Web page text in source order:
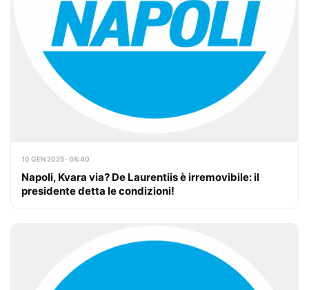
10 GEN 2025 · 08:40
Napoli, Kvara via? De Laurentiis è irremovibile: il
presidente detta le condizioni!